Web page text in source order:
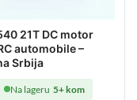
21T DC motor
automobile –
Srbija
Na lageru 5+ kom